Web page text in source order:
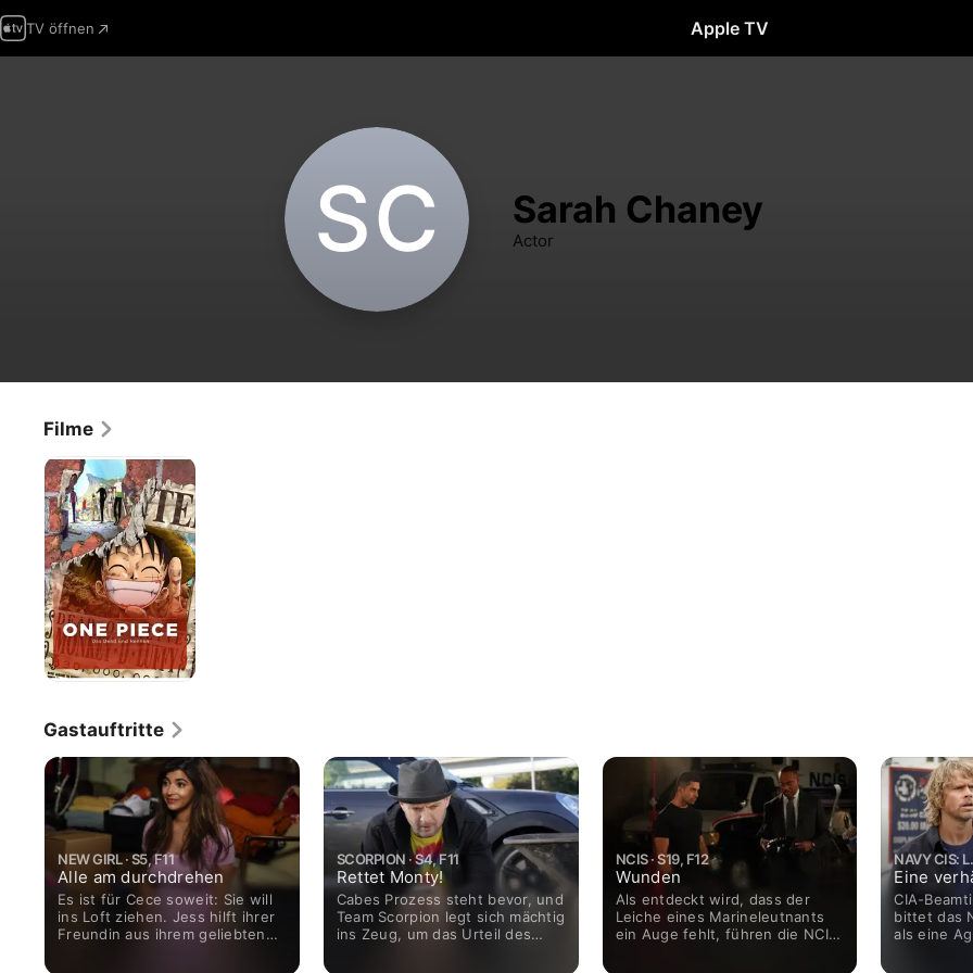
TV öffnen Apple TV
S‌C Sarah Chaney
Actor
Filme
One
Piece
-
Das
Dead
End
Rennen
Gastauftritte
NEW GIRL · S5, F11
Alle am durchdrehen
Es ist für Cece soweit: Sie will
ins Loft ziehen. Jess hilft ihrer
Freundin aus ihrem geliebten
SCORPION · S4, F11
Rettet Monty!
Cabes Prozess steht bevor, und
Team Scorpion legt sich mächtig
ins Zeug, um das Urteil des
NCIS · S19, F12
Wunden
Als entdeckt wird, dass der
Leiche eines Marineleutnants
ein Auge fehlt, führen die NCIS-
NAVY CIS:
Eine
CIA-
bittet das
als eine